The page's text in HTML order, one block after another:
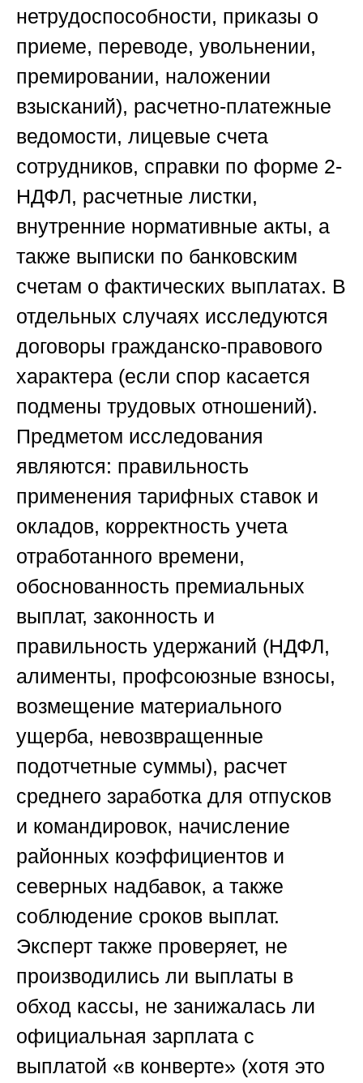
нетрудоспособности, приказы о
приеме, переводе, увольнении,
премировании, наложении
взысканий), расчетно-платежные
ведомости, лицевые счета
сотрудников, справки по форме 2-
НДФЛ, расчетные листки,
внутренние нормативные акты, а
также выписки по банковским
счетам о фактических выплатах. В
отдельных случаях исследуются
договоры гражданско-правового
характера (если спор касается
подмены трудовых отношений).
Предметом исследования
являются: правильность
применения тарифных ставок и
окладов, корректность учета
отработанного времени,
обоснованность премиальных
выплат, законность и
правильность удержаний (НДФЛ,
алименты, профсоюзные взносы,
возмещение материального
ущерба, невозвращенные
подотчетные суммы), расчет
среднего заработка для отпусков
и командировок, начисление
районных коэффициентов и
северных надбавок, а также
соблюдение сроков выплат.
Эксперт также проверяет, не
производились ли выплаты в
обход кассы, не занижалась ли
официальная зарплата с
выплатой «в конверте» (хотя это